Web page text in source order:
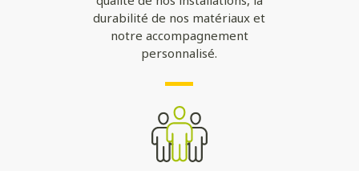
durabilité de nos matériaux et
notre accompagnement
personnalisé.